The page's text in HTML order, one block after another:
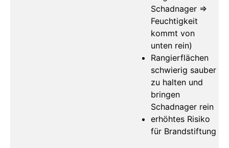
Schadnager ⇒
Feuchtigkeit
kommt von
unten rein)
Rangierflächen
schwierig sauber
zu halten und
bringen
Schadnager rein
erhöhtes Risiko
für Brandstiftung